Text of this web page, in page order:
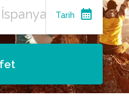
Tarih calendar_month